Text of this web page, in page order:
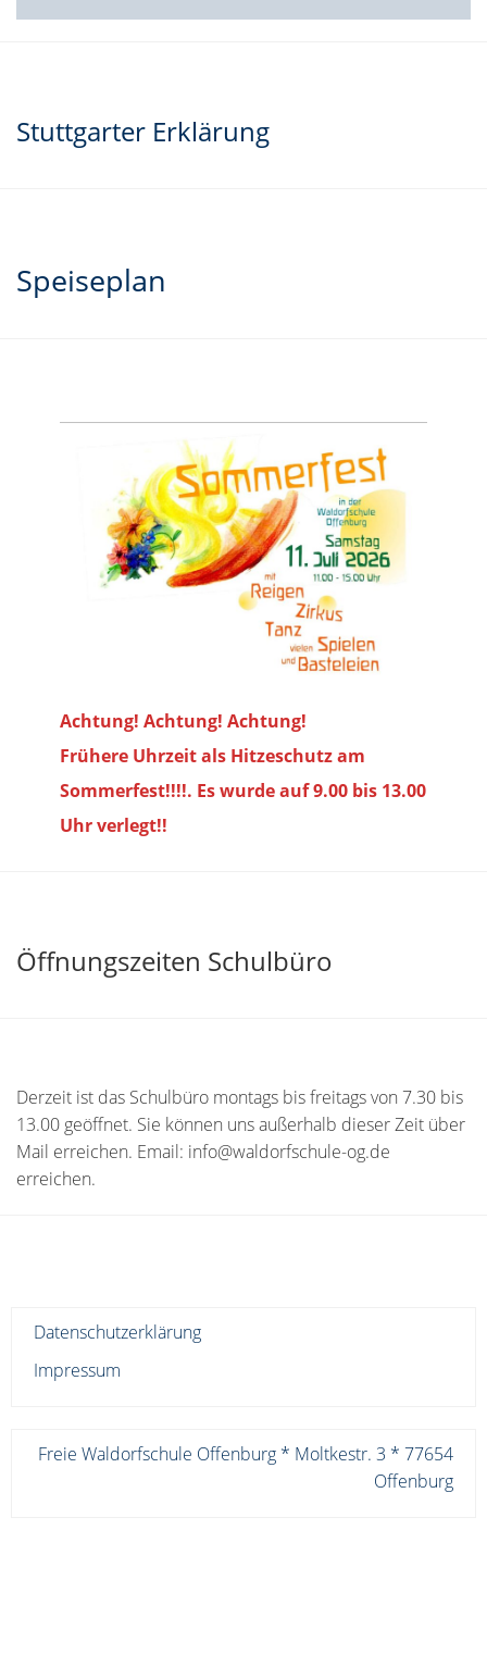
Stuttgarter Erklärung
Speiseplan
Achtung! Achtung! Achtung!
Frühere Uhrzeit als Hitzeschutz am
Sommerfest!!!!. Es wurde auf 9.00 bis 13.00
Uhr verlegt!!
Öffnungszeiten Schulbüro
Derzeit ist das Schulbüro montags bis freitags von 7.30 bis
13.00 geöffnet. Sie können uns außerhalb dieser Zeit über
Mail erreichen. Email: info@waldorfschule-og.de
erreichen.
Datenschutzerklärung
Impressum
Freie Waldorfschule Offenburg * Moltkestr. 3 * 77654
Offenburg